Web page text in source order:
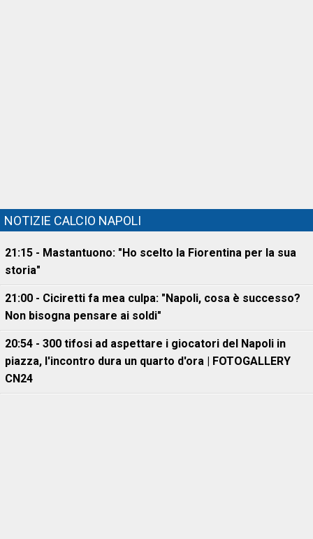
NOTIZIE CALCIO NAPOLI
21:15 - Mastantuono: "Ho scelto la Fiorentina per la sua
storia"
21:00 - Ciciretti fa mea culpa: "Napoli, cosa è successo?
Non bisogna pensare ai soldi"
20:54 - 300 tifosi ad aspettare i giocatori del Napoli in
piazza, l'incontro dura un quarto d'ora | FOTOGALLERY
CN24